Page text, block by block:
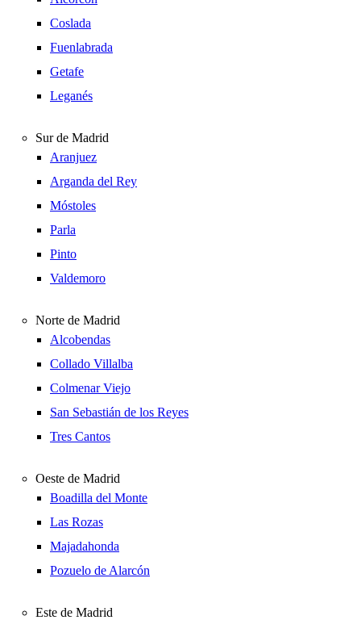
Coslada
Fuenlabrada
Getafe
Leganés
Sur de Madrid
Aranjuez
Arganda del Rey
Móstoles
Parla
Pinto
Valdemoro
Norte de Madrid
Alcobendas
Collado Villalba
Colmenar Viejo
San Sebastián de los Reyes
Tres Cantos
Oeste de Madrid
Boadilla del Monte
Las Rozas
Majadahonda
Pozuelo de Alarcón
Este de Madrid